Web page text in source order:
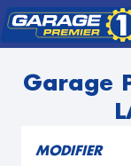
Garage
MODIFIER